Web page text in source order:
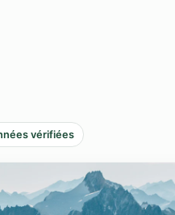
vérifiées